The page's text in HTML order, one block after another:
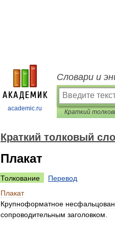
academic.ru
Словари и
Краткий толковый
Плакат
Толкование
Перевод
Плакат
Крупноформатное
сопроводительным заголовком